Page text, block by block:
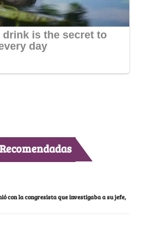
con la congresista que investigaba a su jefe,